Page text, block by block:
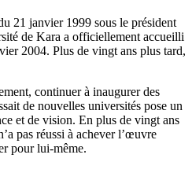
21 janvier 1999 sous le président
de Kara a officiellement accueilli
2004. Plus de vingt ans plus tard,
continuer à inaugurer des
de nouvelles universités pose un
et de vision. En plus de vingt ans
pas réussi à achever l’œuvre
pour lui-même.